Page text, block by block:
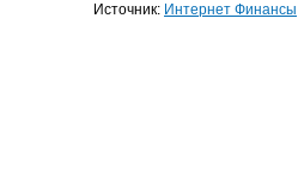
Источник: Интернет Финансы